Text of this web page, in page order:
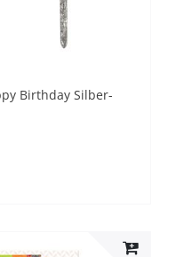
Birthday Silber-